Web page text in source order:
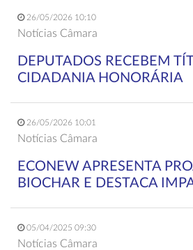
26/05/2026 10:10
Notícias Câmara
DEPUTADOS RECEBEM
CIDADANIA HONORÁRIA
26/05/2026 10:01
Notícias Câmara
ECONEW APRESENTA
BIOCHAR E DESTACA
05/04/2025 09:30
Notícias Câmara